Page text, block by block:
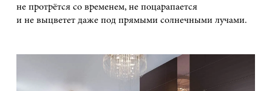
не протрётся со временем, не поцарапается
и не выцветет даже под прямыми солнечными лучами.